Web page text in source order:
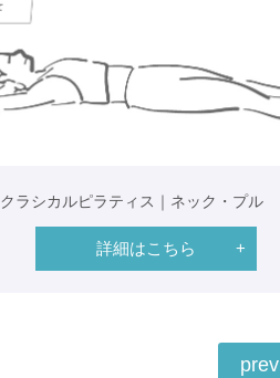
クラシカルピラティス｜ネック・プル
詳細はこちら
prev